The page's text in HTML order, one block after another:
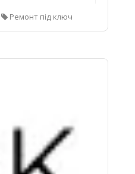
Ремонт під ключ